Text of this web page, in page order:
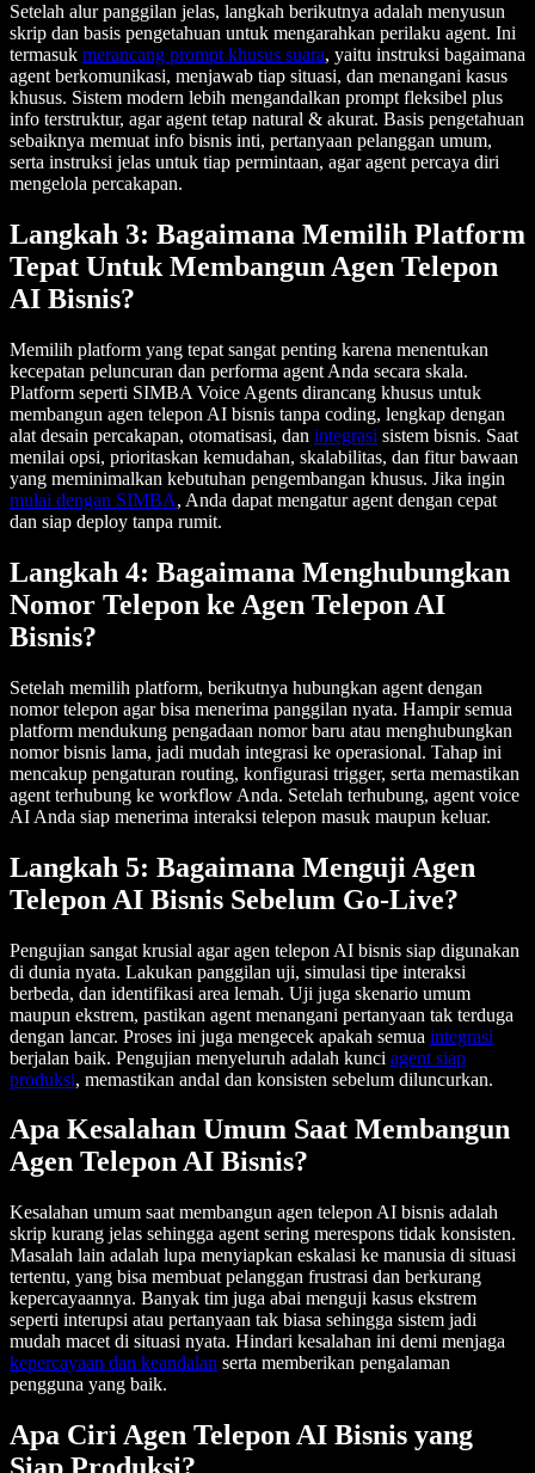
Setelah alur panggilan jelas, langkah berikutnya adalah menyusun
skrip dan basis pengetahuan untuk mengarahkan perilaku agent. Ini
termasuk merancang prompt khusus suara, yaitu instruksi bagaimana
agent berkomunikasi, menjawab tiap situasi, dan menangani kasus
khusus. Sistem modern lebih mengandalkan prompt fleksibel plus
info terstruktur, agar agent tetap natural & akurat. Basis pengetahuan
sebaiknya memuat info bisnis inti, pertanyaan pelanggan umum,
serta instruksi jelas untuk tiap permintaan, agar agent percaya diri
mengelola percakapan.
Langkah 3: Bagaimana Memilih Platform
Tepat Untuk Membangun Agen Telepon
AI Bisnis?
Memilih platform yang tepat sangat penting karena menentukan
kecepatan peluncuran dan performa agent Anda secara skala.
Platform seperti SIMBA Voice Agents dirancang khusus untuk
membangun agen telepon AI bisnis tanpa coding, lengkap dengan
alat desain percakapan, otomatisasi, dan integrasi sistem bisnis. Saat
menilai opsi, prioritaskan kemudahan, skalabilitas, dan fitur bawaan
yang meminimalkan kebutuhan pengembangan khusus. Jika ingin
mulai dengan SIMBA, Anda dapat mengatur agent dengan cepat
dan siap deploy tanpa rumit.
Langkah 4: Bagaimana Menghubungkan
Nomor Telepon ke Agen Telepon AI
Bisnis?
Setelah memilih platform, berikutnya hubungkan agent dengan
nomor telepon agar bisa menerima panggilan nyata. Hampir semua
platform mendukung pengadaan nomor baru atau menghubungkan
nomor bisnis lama, jadi mudah integrasi ke operasional. Tahap ini
mencakup pengaturan routing, konfigurasi trigger, serta memastikan
agent terhubung ke workflow Anda. Setelah terhubung, agent voice
AI Anda siap menerima interaksi telepon masuk maupun keluar.
Langkah 5: Bagaimana Menguji Agen
Telepon AI Bisnis Sebelum Go-Live?
Pengujian sangat krusial agar agen telepon AI bisnis siap digunakan
di dunia nyata. Lakukan panggilan uji, simulasi tipe interaksi
berbeda, dan identifikasi area lemah. Uji juga skenario umum
maupun ekstrem, pastikan agent menangani pertanyaan tak terduga
dengan lancar. Proses ini juga mengecek apakah semua integrasi
berjalan baik. Pengujian menyeluruh adalah kunci agent siap
produksi, memastikan andal dan konsisten sebelum diluncurkan.
Apa Kesalahan Umum Saat Membangun
Agen Telepon AI Bisnis?
Kesalahan umum saat membangun agen telepon AI bisnis adalah
skrip kurang jelas sehingga agent sering merespons tidak konsisten.
Masalah lain adalah lupa menyiapkan eskalasi ke manusia di situasi
tertentu, yang bisa membuat pelanggan frustrasi dan berkurang
kepercayaannya. Banyak tim juga abai menguji kasus ekstrem
seperti interupsi atau pertanyaan tak biasa sehingga sistem jadi
mudah macet di situasi nyata. Hindari kesalahan ini demi menjaga
kepercayaan dan keandalan serta memberikan pengalaman
pengguna yang baik.
Apa Ciri Agen Telepon AI Bisnis yang